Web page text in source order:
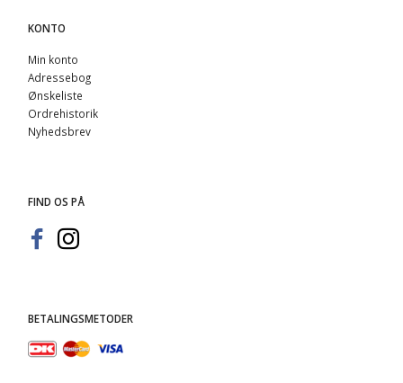
KONTO
Min konto
Adressebog
Ønskeliste
Ordrehistorik
Nyhedsbrev
FIND OS PÅ
BETALINGSMETODER